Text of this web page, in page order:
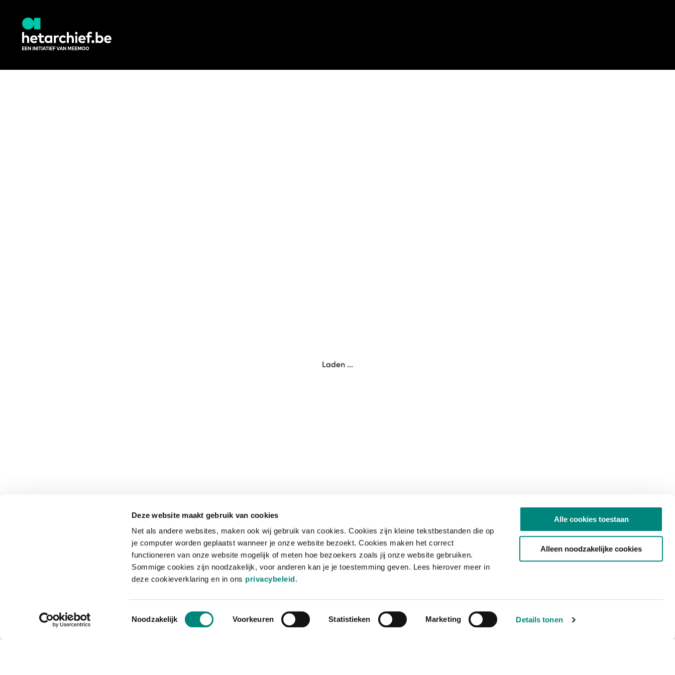
Deze website maakt gebruik van cookies
Net als andere websites, maken ook wij gebruik van cookies. Cookies zijn kleine tekstbestanden die op
je computer worden geplaatst wanneer je onze website bezoekt. Cookies maken het correct
functioneren van onze website mogelijk of meten hoe bezoekers zoals jij onze website gebruiken.
Sommige cookies zijn noodzakelijk, voor anderen kan je je toestemming geven. Lees hierover meer in
deze cookieverklaring en in ons privacybeleid.
Toestemmingsselectie
Noodzakelijk Voorkeuren Statistieken Marketing Details tonen
Alle cookies toestaan
Alleen noodzakelijke cookies
Laden ...